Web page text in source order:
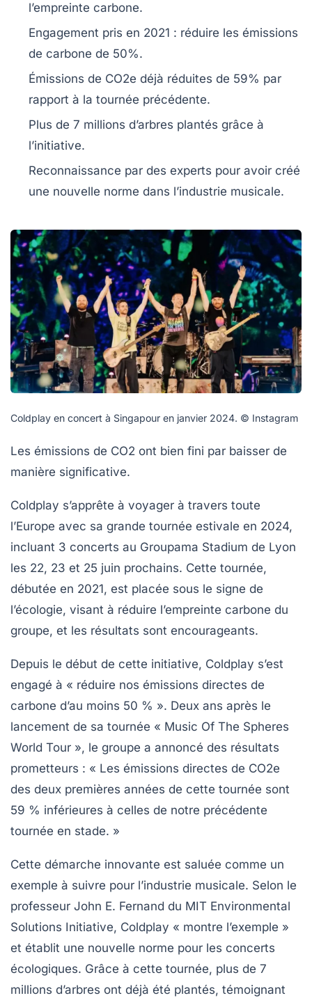
l’empreinte carbone.
Engagement pris en 2021 : réduire les émissions
de carbone de 50%.
Émissions de CO2e déjà réduites de 59% par
rapport à la tournée précédente.
Plus de 7 millions d’arbres plantés grâce à
l’initiative.
Reconnaissance par des experts pour avoir créé
une nouvelle norme dans l’industrie musicale.
Coldplay en concert à Singapour en janvier 2024. © Instagram
Les émissions de CO2 ont bien fini par baisser de
manière significative.
Coldplay s’apprête à voyager à travers toute
l’Europe avec sa grande tournée estivale en 2024,
incluant 3 concerts au Groupama Stadium de Lyon
les 22, 23 et 25 juin prochains. Cette tournée,
débutée en 2021, est placée sous le signe de
l’écologie, visant à réduire l’empreinte carbone du
groupe, et les résultats sont encourageants.
Depuis le début de cette initiative, Coldplay s’est
engagé à « réduire nos émissions directes de
carbone d’au moins 50 % ». Deux ans après le
lancement de sa tournée « Music Of The Spheres
World Tour », le groupe a annoncé des résultats
prometteurs : « Les émissions directes de CO2e
des deux premières années de cette tournée sont
59 % inférieures à celles de notre précédente
tournée en stade. »
Cette démarche innovante est saluée comme un
exemple à suivre pour l’industrie musicale. Selon le
professeur John E. Fernand du MIT Environmental
Solutions Initiative, Coldplay « montre l’exemple »
et établit une nouvelle norme pour les concerts
écologiques. Grâce à cette tournée, plus de 7
millions d’arbres ont déjà été plantés, témoignant